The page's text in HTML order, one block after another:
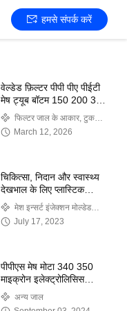
हमसे संपर्क करें
वेल्डेड फ़िल्टर पीपी पीए पीईटी
मेष ट्यूब बॉटम 150 200 300
400 500 माइक्रोन के साथ
इंजेक्शन मोल्डिंग के लिए उपयोग
किया जाता है
फिल्टर जाल के आकार, टुकड़े,
ट्यूब March 12, 2026
चिकित्सा, निदान और स्वास्थ्य
देखभाल के लिए प्लास्टिक
मोल्डेड फिल्टर आपूर्तिकर्ता
साझा करें
मेश इन्सर्ट इंजेक्शन मोल्डेड
फिल्टरJuly 17, 2023
पीपीएस मेष मोटा 340 350
माइक्रोन इलेक्ट्रोलिसिस
रासायनिक प्रतिरोध,
पॉलीफेनिलीन सल्फाइड समर्थन
अन्य जाल